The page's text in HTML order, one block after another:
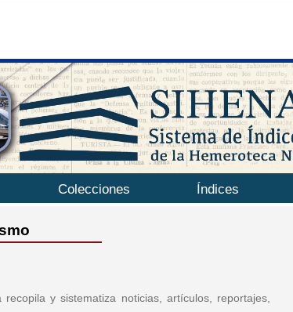
Colecciones Índices
recopila y sistematiza noticias, artículos, reportajes,